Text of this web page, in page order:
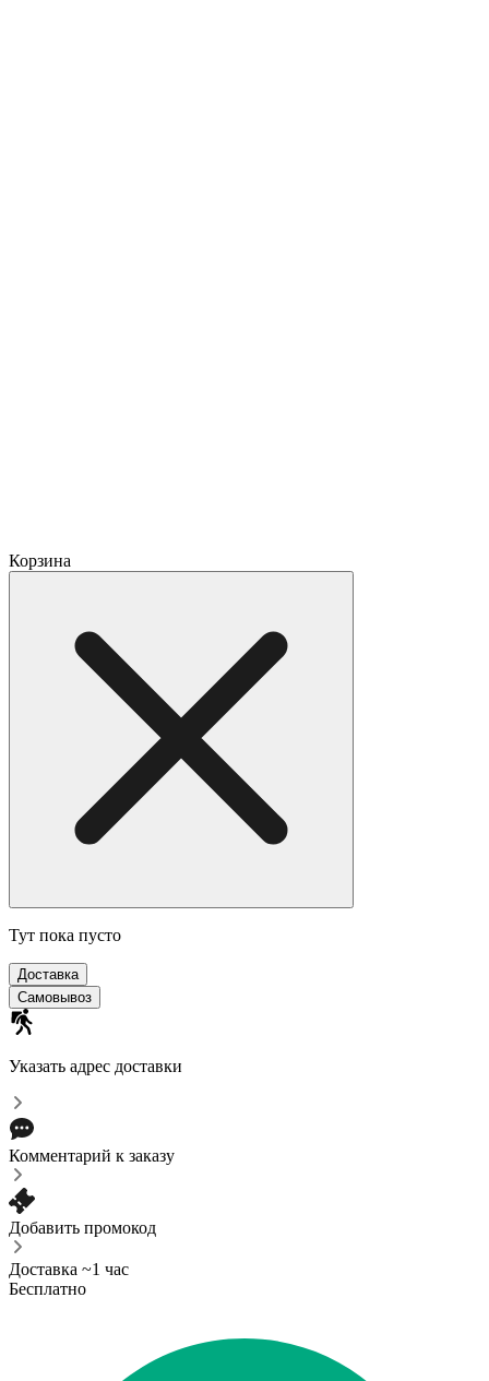
Корзина
Тут пока пусто
Доставка
Самовывоз
Указать адрес доставки
Комментарий к заказу
Добавить промокод
Доставка ~1 час
Бесплатно